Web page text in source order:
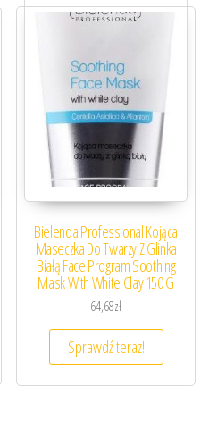
Bielenda Professional Kojąca
Maseczka Do Twarzy Z Glinka
Białą Face Program Soothing
Mask With White Clay 150 G
64,68zł
Sprawdź teraz!